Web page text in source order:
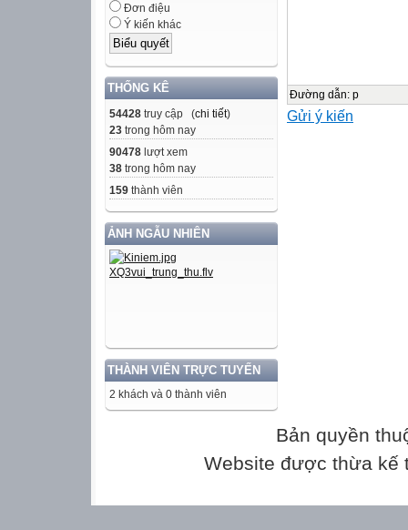
Đơn điệu
Ý kiến khác
THỐNG KÊ
54428 truy cập (chi tiết)
23 trong hôm nay
90478 lượt xem
38 trong hôm nay
159 thành viên
ẢNH NGẪU NHIÊN
THÀNH VIÊN TRỰC TUYẾN
2 khách và 0 thành viên
VIỄN DƯƠNG
Lưu Quang Vũ
thích để hiểu
2. Tìm hiểu
 Xuất xứ: trích
Đường dẫn: p
Gửi ý kiến
Bản quyền
Website được thừa